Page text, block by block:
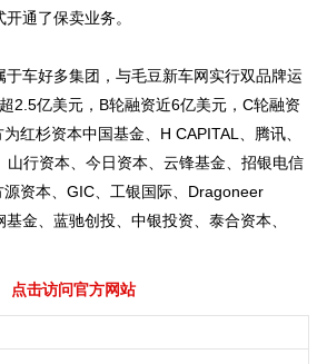
通了保卖业务。
车好多集团，与毛豆新车网实行双品牌运
2.5亿美元，B轮融资近6亿美元，C轮融资
红杉资本中国基金、H CAPITAL、腾讯、
山行资本、今日资本、云锋基金、招银电信
资本、GIC、工银国际、Dragoneer
金、蓝驰创投、中银投资、泰合资本、
点击访问官方网站